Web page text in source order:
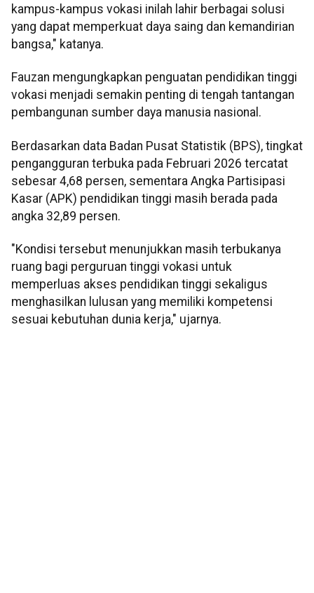
kampus-kampus vokasi inilah lahir berbagai solusi
yang dapat memperkuat daya saing dan kemandirian
bangsa," katanya.
Fauzan mengungkapkan penguatan pendidikan tinggi
vokasi menjadi semakin penting di tengah tantangan
pembangunan sumber daya manusia nasional.
Berdasarkan data Badan Pusat Statistik (BPS), tingkat
pengangguran terbuka pada Februari 2026 tercatat
sebesar 4,68 persen, sementara Angka Partisipasi
Kasar (APK) pendidikan tinggi masih berada pada
angka 32,89 persen.
"Kondisi tersebut menunjukkan masih terbukanya
ruang bagi perguruan tinggi vokasi untuk
memperluas akses pendidikan tinggi sekaligus
menghasilkan lulusan yang memiliki kompetensi
sesuai kebutuhan dunia kerja," ujarnya.